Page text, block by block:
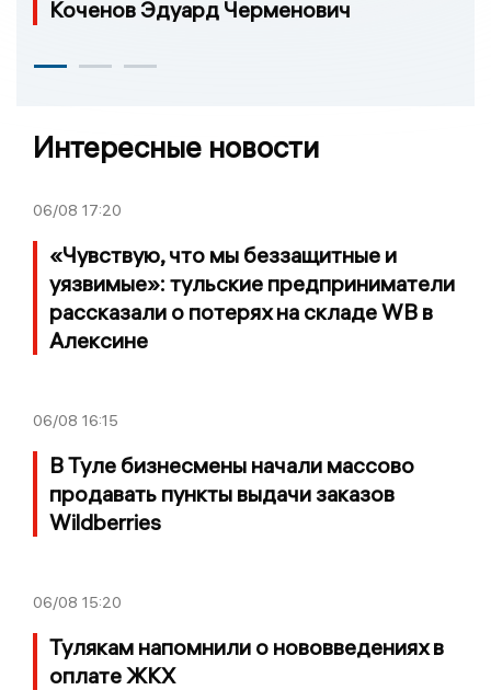
Коченов Эдуард Черменович
Интересные новости
06/08 17:20
«Чувствую, что мы беззащитные и
уязвимые»: тульские предприниматели
рассказали о потерях на складе WB в
Алексине
06/08 16:15
В Туле бизнесмены начали массово
продавать пункты выдачи заказов
Wildberries
06/08 15:20
Тулякам напомнили о нововведениях в
оплате ЖКХ